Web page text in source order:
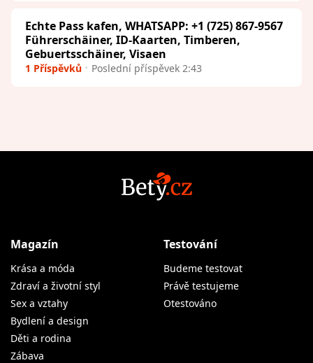
Echte Pass kafen, WHATSAPP: +1 (725) 867-9567
Führerschäiner, ID-Kaarten, Timberen,
Gebuertsschäiner, Visaen
1 Příspěvků Poslední příspěvek 2:43
Magazín
Krása a móda
Zdraví a životní styl
Sex a vztahy
Bydlení a design
Děti a rodina
Zábava
Testování
Budeme testovat
Právě testujeme
Otestováno